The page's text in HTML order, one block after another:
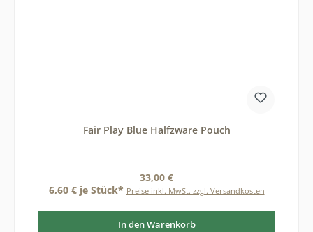
Fair Play Blue Halfzware Pouch
Regulärer Preis:
33,00 €
6,60 € je Stück* Preise inkl. MwSt. zzgl. Versandkosten
In den Warenkorb